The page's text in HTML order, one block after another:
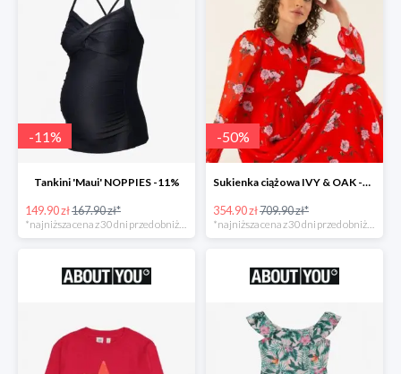
-11%
Tankini 'Maui' NOPPIES -11%
149.90 zł167.90 zł*
*najniższa cena z 30 dni przed obniżką
-50%
Sukienka ciążowa IVY & OAK -50%
354.90 zł709.90 zł*
*najniższa cena z 30 dni przed obniżką